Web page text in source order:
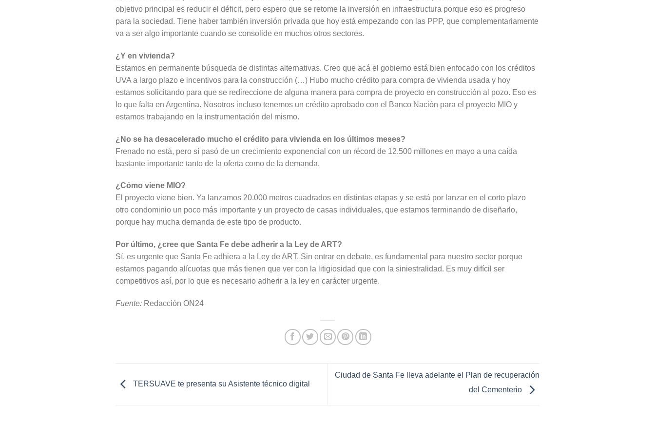
objetivo principal es reducir el déficit, pero espero que se retome la inversión en infraestructura porque eso es progreso
para la sociedad. Tiene haber también inversión privada que hoy está empezando con las PPP, que complementariamente
va a ser algo importante cuando se consolide en muchos otros sectores.
¿Y en vivienda?
Estamos en permanente búsqueda de distintas alternativas. Creo que acá el gobierno está bien enfocado con los créditos
UVA a largo plazo e incentivos para la construcción (…) Hubo mucho crédito para compra de vivienda usada y hoy
estamos solicitando para que se redireccione de alguna manera para compra de proyecto en construcción al pozo. Eso es
lo que falta en Argentina. Nosotros incluso tenemos un crédito aprobado con el Banco Nación para el proyecto MIO y
estamos trabajando en la instrumentación del mismo.
¿No se ha desacelerado mucho el crédito para vivienda en los últimos meses?
Frenado no está, pero sí pasó de un crecimiento exponencial con un récord de 12.500 millones en mayo a una caída
bastante importante tanto de la oferta como de la demanda.
¿Cómo viene MIO?
El proyecto viene bien. Ya lanzamos 20.000 metros cuadrados en distintas etapas y se está por lanzar en el corto plazo
otro condominio un poco más importante y un proyecto de casas individuales, que estamos terminando de diseñarlo,
porque hay mucha demanda de este tipo de producto.
Por último, ¿cree que Santa Fe debe adherir a la Ley de ART?
Sí, es urgente que Santa Fe adhiera a la Ley de ART. Sin entrar en debate, es fundamental para nuestro sector porque
estamos pagando alícuotas que más tienen que ver con la litigiosidad que con la siniestralidad. Es muy difícil ser
competitivos así, por lo que es necesario adherir a la ley en carácter urgente.
Fuente: Redacción ON24
TERSUAVE te presenta su Asistente técnico digital
Ciudad de Santa Fe lleva adelante el Plan de recuperación
del Cementerio